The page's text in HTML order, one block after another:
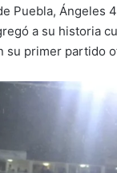
Puebla, Ángeles
a su historia
su primer partido